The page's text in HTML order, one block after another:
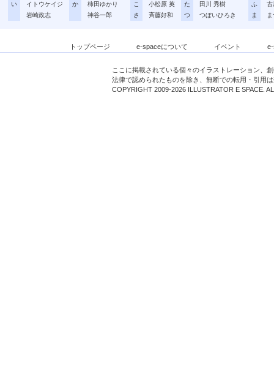
い
イトウケイジ
岩崎政志
か
柿田ゆかり
神谷一郎
こ
小松原 英
さ
斉藤好和
た
田川 秀樹
つ
つぼいひろき
ふ
古
ま
トップページ e-spaceについて イベント
ここに掲載されている個々のイラストレーション、
法律で認められたものを除き、無断での転用・引用
COPYRIGHT 2009-2026 ILLUSTRATOR E SPACE.